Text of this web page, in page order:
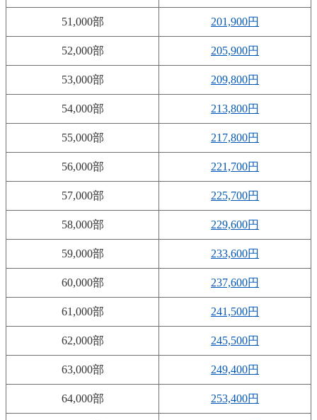
51,000部 201,900円
52,000部 205,900円
53,000部 209,800円
54,000部 213,800円
55,000部 217,800円
56,000部 221,700円
57,000部 225,700円
58,000部 229,600円
59,000部 233,600円
60,000部 237,600円
61,000部 241,500円
62,000部 245,500円
63,000部 249,400円
64,000部 253,400円